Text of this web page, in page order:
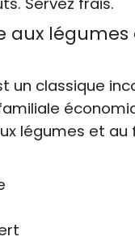
aux légumes
un classique
légumes et au